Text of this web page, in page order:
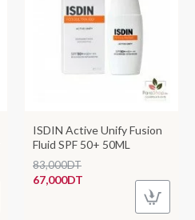
ISDIN Active Unify Fusion
Fluid SPF 50+ 50ML
67,000DT
83,000DT